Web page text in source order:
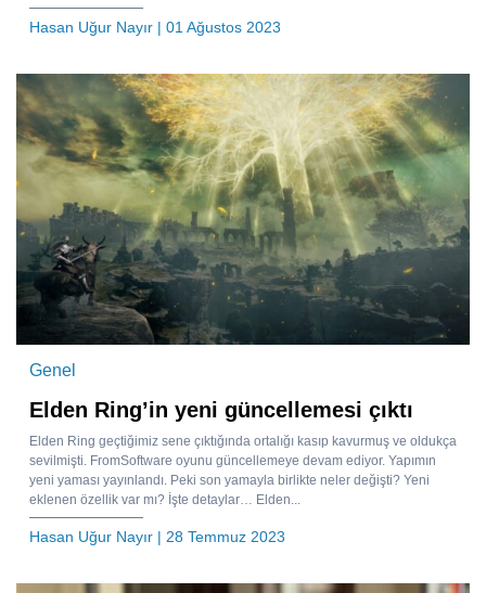
Hasan Uğur Nayır | 01 Ağustos 2023
Genel
Elden Ring’in yeni güncellemesi çıktı
Elden Ring geçtiğimiz sene çıktığında ortalığı kasıp kavurmuş ve oldukça
sevilmişti. FromSoftware oyunu güncellemeye devam ediyor. Yapımın
yeni yaması yayınlandı. Peki son yamayla birlikte neler değişti? Yeni
eklenen özellik var mı? İşte detaylar… Elden...
Hasan Uğur Nayır | 28 Temmuz 2023